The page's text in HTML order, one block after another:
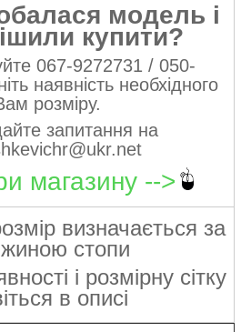
модель і
купити?
067-9272731 / 050-
наявність необхідного
розміру.
запитання на
магазину -->
визначається за
стопи
і розмірну сітку
в описі